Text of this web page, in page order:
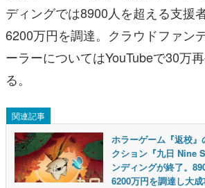
ディングでは8900人を超える支援
6200万円を調達。クラウドファン
ーラーについてはYouTubeで30万
る。
関連記事
ホラーゲーム『返校
クション『九日 Nine
ンディングが終了。
6200万円を調達し大